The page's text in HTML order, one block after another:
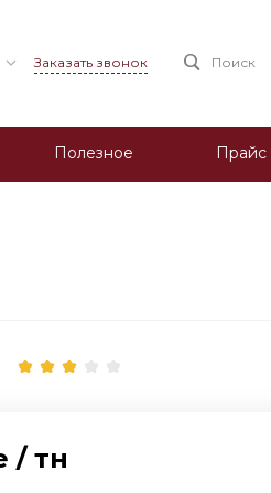
Заказать звонок Поиск
Полезное Прайс
/ тн